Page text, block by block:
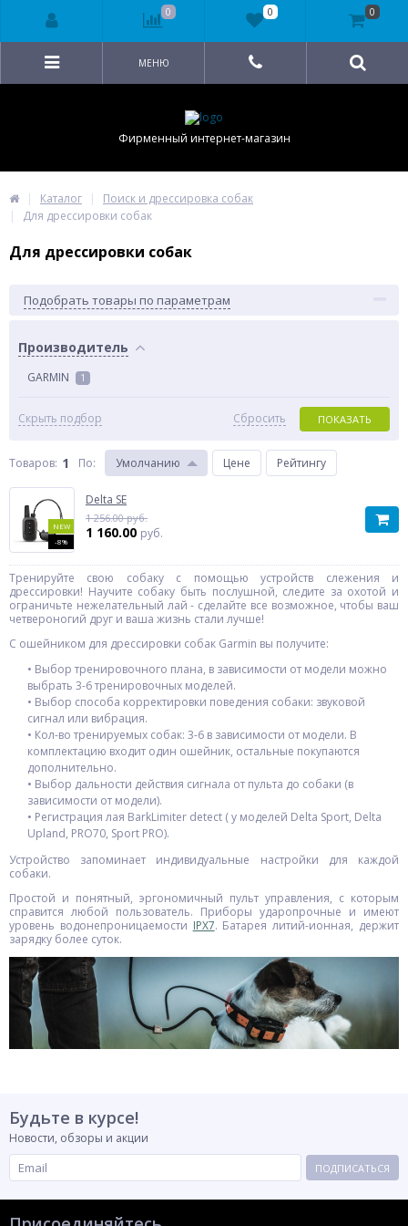
Фирменный интернет-магазин
МЕНЮ
Каталог
Поиск и дрессировка собак
Для дрессировки собак
Для дрессировки собак
Подобрать товары по параметрам
Производитель
GARMIN 1
Скрыть подбор ПОКАЗАТЬ
Сбросить
Товаров: 1 По: Умолчанию Цене Рейтингу
NEW
-8%
Delta SE
1 256.00 руб.
1 160.00 руб.
Тренируйте свою собаку с помощью устройств слежения и
дрессировки! Научите собаку быть послушной, следите за охотой и
ограничьте нежелательный лай - сделайте все возможное, чтобы ваш
четвероногий друг и ваша жизнь стали лучше!
С ошейником для дрессировки собак Garmin вы получите:
• Выбор тренировочного плана, в зависимости от модели можно
выбрать 3-6 тренировочных моделей.
• Выбор способа корректировки поведения собаки: звуковой
сигнал или вибрация.
• Кол-во тренируемых собак: 3-6 в зависимости от модели. В
комплектацию входит один ошейник, остальные покупаются
дополнительно.
• Выбор дальности действия сигнала от пульта до собаки (в
зависимости от модели).
• Регистрация лая BarkLimiter detect ( у моделей Delta Sport, Delta
Upland, PRO70, Sport PRO).
Устройство запоминает индивидуальные настройки для каждой
собаки.
Простой и понятный, эргономичный пульт управления, с которым
справится любой пользователь. Приборы ударопрочные и имеют
уровень водонепроницаемости IPX7. Батарея литий-ионная, держит
зарядку более суток.
Будьте в курсе!
Новости, обзоры и акции
ПОДПИСАТЬСЯ
0 0 0